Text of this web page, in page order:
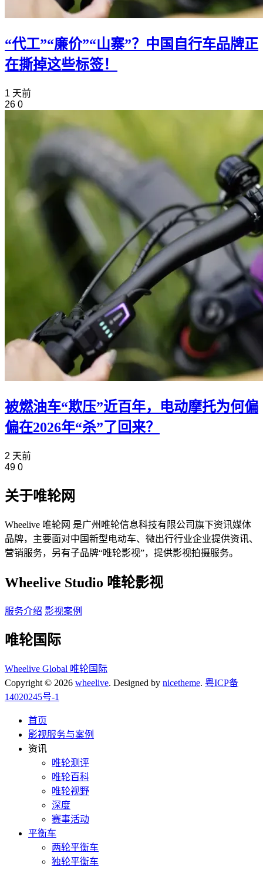
“代工”“廉价”“山寨”？中国自行车品牌正
在撕掉这些标签！
1 天前
26 0
被燃油车“欺压”近百年，电动摩托为何偏
偏在2026年“杀”了回来？
2 天前
49 0
关于唯轮网
Wheelive 唯轮网 是广州唯轮信息科技有限公司旗下资讯媒体
品牌，主要面对中国新型电动车、微出行行业企业提供资讯、
营销服务，另有子品牌“唯轮影视”，提供影视拍摄服务。
Wheelive Studio 唯轮影视
服务介绍 影视案例
唯轮国际
Wheelive Global 唯轮国际
Copyright © 2026 wheelive. Designed by nicetheme. 粤ICP备
14020245号-1
首页
影视服务与案例
资讯
唯轮测评
唯轮百科
唯轮视野
深度
赛事活动
平衡车
两轮平衡车
独轮平衡车